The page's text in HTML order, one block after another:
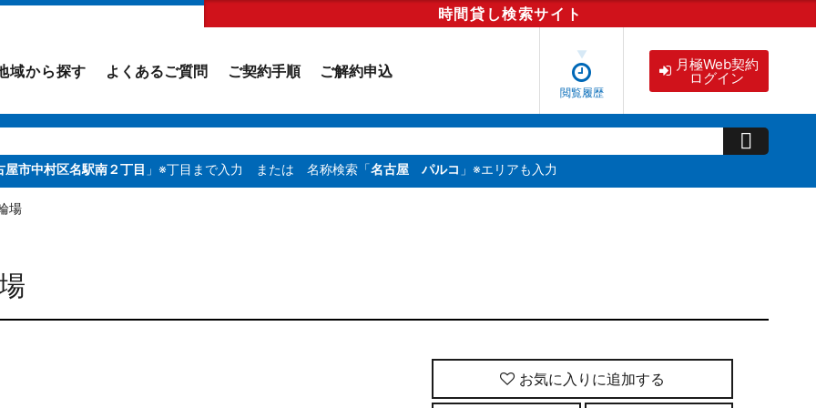
時間貸し検索サイト
域から探す よくあるご質問 ご契約手順 ご解約申込
閲覧履歴
月極Web契約
ログイン
屋市中村区名駅南２丁目 」※丁目まで入力 または 名称検索「名古屋 パルコ 」※エリアも入力
場
お気に入りに追加